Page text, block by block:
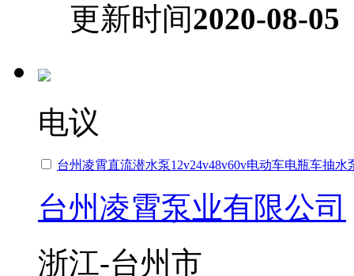
更新时间2020-08-05
电议
台州凌霄直流潜水泵12v24v48v60v电动车电瓶车抽水
台州凌霄泵业有限公司
浙江-台州市